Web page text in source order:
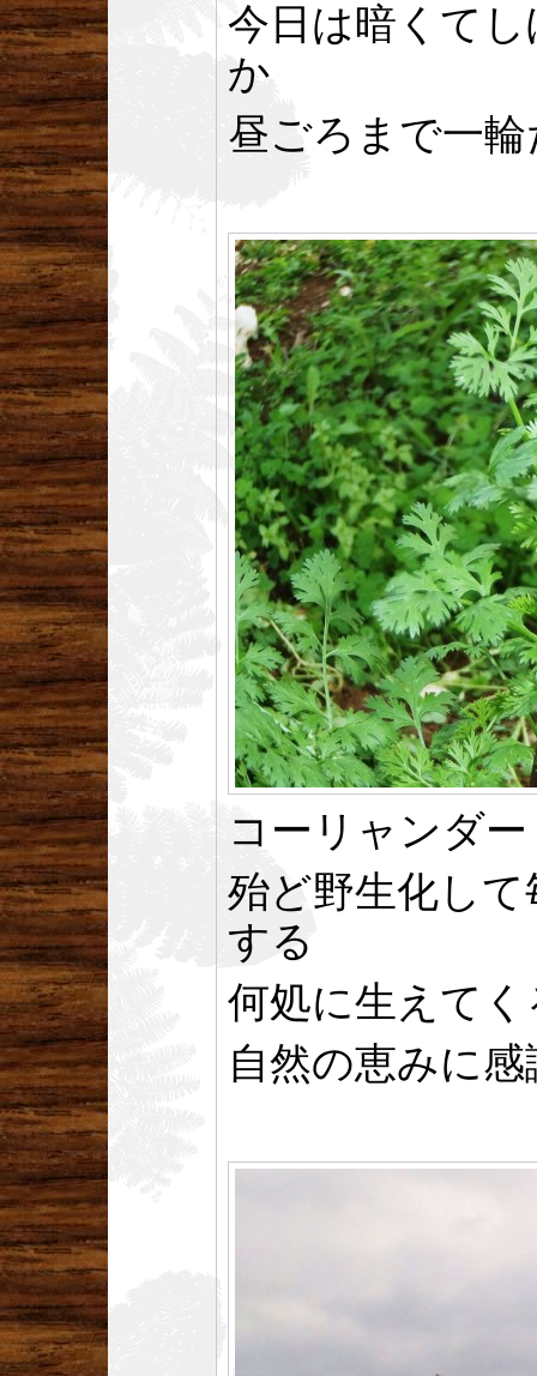
今日は暗くて
か
昼ごろまで一
コーリャンダー
殆ど野生化し
する
何処に生えて
自然の恵みに感